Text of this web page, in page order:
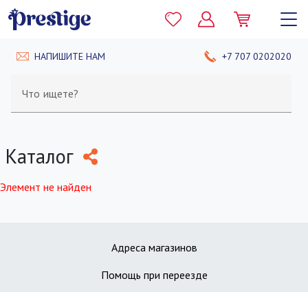
НАПИШИТЕ НАМ +7 707 0202020
Что ищете?
Каталог
Элемент не найден
Адреса магазинов
Помощь при переезде